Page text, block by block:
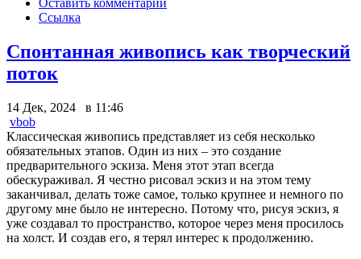
Оставить комментарий
Ссылка
Спонтанная живопись как творческий
поток
14 Дек, 2024 в 11:46
vbob
Классическая живопись представляет из себя несколько
обязательных этапов. Один из них – это создание
предварительного эскиза. Меня этот этап всегда
обескураживал. Я честно рисовал эскиз и на этом тему
заканчивал, делать тоже самое, только крупнее и немного по
другому мне было не интересно. Потому что, рисуя эскиз, я
уже создавал то пространство, которое через меня просилось
на холст. И создав его, я терял интерес к продолжению.